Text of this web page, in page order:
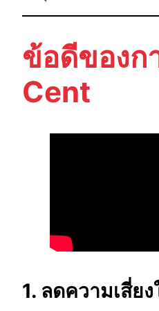
ข้อดีของ
Cent
1. ลดความเสี่ย